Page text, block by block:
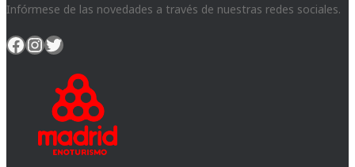
Infórmese de las novedades a través de nuestras redes sociales.
Facebook
Instagram
Twitter